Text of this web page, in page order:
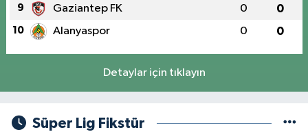
9 Gaziantep FK 0 0
10 Alanyaspor 0 0
Detaylar için tıklayın
Süper Lig Fikstür